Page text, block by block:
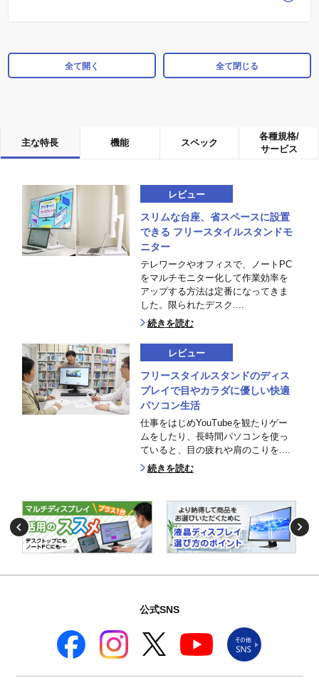
全て開く 全て閉じる
主な特長 機能 スペック
各種規格/
サービス
レビュー
スリムな台座、省スペースに設置
できる フリースタイルスタンドモ
ニター
テレワークやオフィスで、ノートPC
をマルチモニター化して作業効率を
アップする方法は定番になってきま
した。限られたデスク....
続きを読む
レビュー
フリースタイルスタンドのディス
プレイで目やカラダに優しい快適
パソコン生活
仕事をはじめYouTubeを観たりゲー
ムをしたり、長時間パソコンを使っ
ていると、目の疲れや肩のこりを....
続きを読む
公式SNS